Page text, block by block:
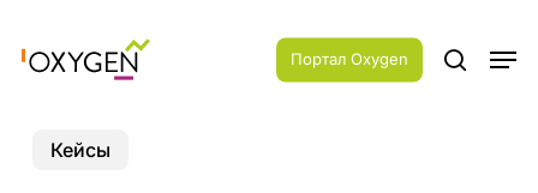
main
Портал Oxygen search
Кейсы